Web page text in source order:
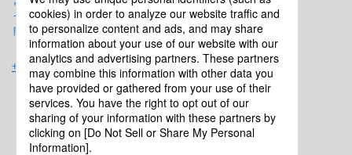
免責事項
サイトマップ